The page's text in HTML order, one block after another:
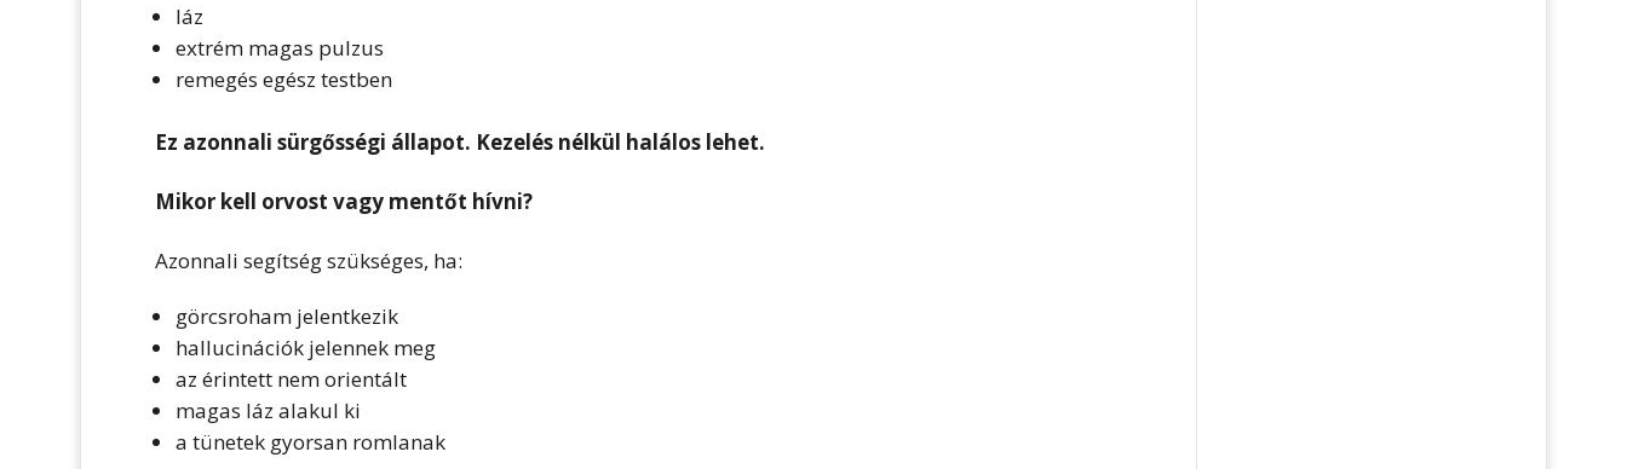
láz
extrém magas pulzus
remegés egész testben
Ez azonnali sürgősségi állapot. Kezelés nélkül halálos lehet.
Mikor kell orvost vagy mentőt hívni?
Azonnali segítség szükséges, ha:
görcsroham jelentkezik
hallucinációk jelennek meg
az érintett nem orientált
magas láz alakul ki
a tünetek gyorsan romlanak